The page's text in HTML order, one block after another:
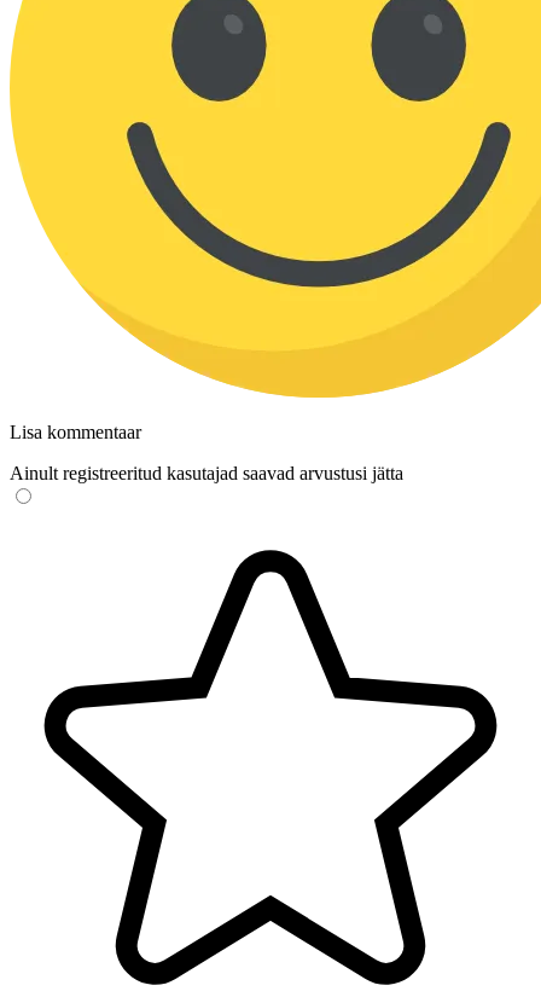
Lisa kommentaar
Ainult registreeritud kasutajad saavad arvustusi jätta